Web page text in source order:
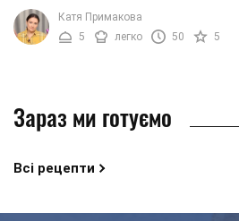
водночас дуже простою стравою.
Якщо вам здається, що ви вже
випробували всі варіанти ...
Катя Примакова
5
легко 50 5
Зараз ми готуємо
Всі рецепти